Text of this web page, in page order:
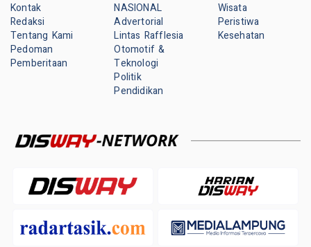
Kontak
Redaksi
Tentang Kami
Pedoman
Pemberitaan
NASIONAL
Advertorial
Lintas Rafflesia
Otomotif &
Teknologi
Politik
Pendidikan
Wisata
Peristiwa
Kesehatan